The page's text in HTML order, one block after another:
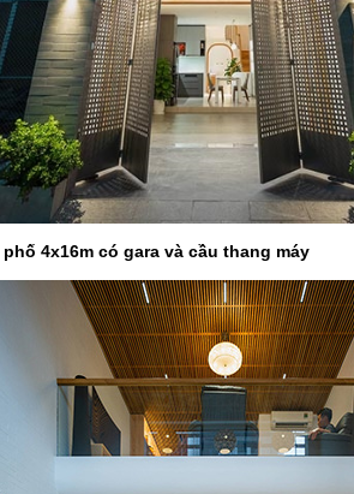
4x16m có gara và cầu thang máy